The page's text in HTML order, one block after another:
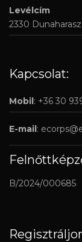
Levélcím
2330
Kapcsolat:
Mobil: +36 30
E-mail:
B/2024/000685